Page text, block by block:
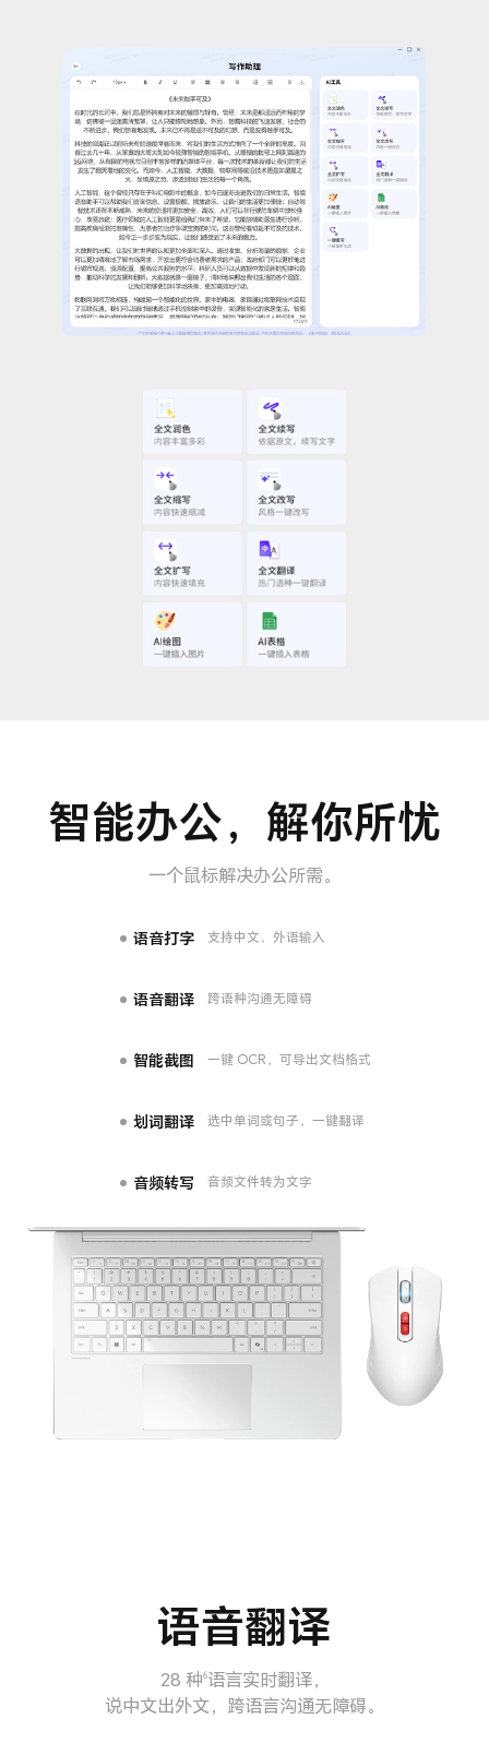
智能办公，解你所忧
一个鼠标解决办公所需。
语音打字 支持中文、外语输入
语音翻译 跨语种沟通无障碍
智能截图 一键 OCR，可导出文档格式
划词翻译 选中单词或句子，一键翻译
音频转写 音频文件转为文字
语音翻译
28 种6语言实时翻译，
说中文出外文，跨语言沟通无障碍。